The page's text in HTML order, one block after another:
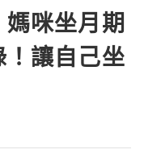
媽咪坐月期
讓自己坐